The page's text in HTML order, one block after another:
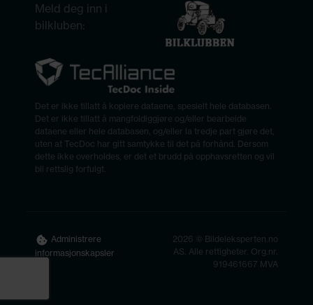
Meld deg inn i
bilkluben:
Det er ikke tillatt å kopiere dataene, spesielt hele databasen.
Det er ikke tillatt å mangfoldiggjøre og/eller bearbeide
dataene eller hele databasen, og/eller la tredje part gjøre det,
uten at TecDoc har gitt samtykke til det på forhånd. Dersom
dette ikke overholdes, er det et brudd på opphavsretten og vil
bli rettslig forfulgt.
Administrere
informasjonskapsler
2026 © Bildeleksperten.no
AS. Alle rettigheter. Org.nr.
919461667 MVA